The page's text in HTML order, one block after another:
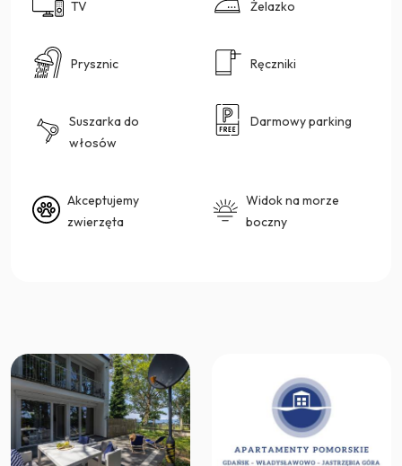
TV Żelazko
Prysznic Ręczniki
Suszarka do
włosów
Darmowy parking
Akceptujemy
zwierzęta
Widok na morze
boczny